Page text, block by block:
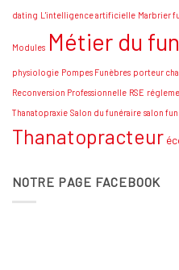
dating L'intelligence artificielle Marbrier
Modules Métier du
physiologie Pompes Funèbres porteur
Reconversion Professionnelle RSE
Thanatopraxie Salon du funéraire salon
Thanatopracteur
NOTRE PAGE FACEBOOK